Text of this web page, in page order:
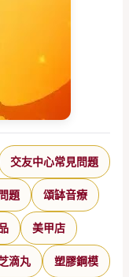
交友中心常見問題
題 頌缽音療
美甲店
滴丸 塑膠鋼模